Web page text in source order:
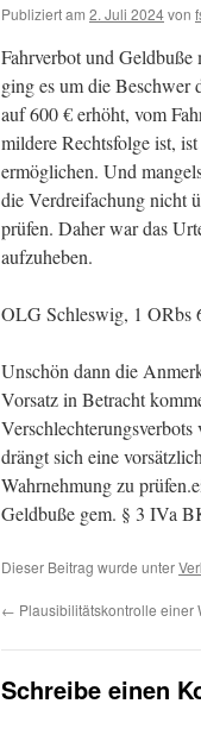
Publiziert am 2. Juli 2024von
Fahrverbot und Geldbuße
ging es um die Beschwer
auf 600 € erhöht, vom
mildere Rechtsfolge ist,
ermöglichen. Und
die Verdreifachung nicht
prüfen. Daher war das
aufzuheben.
OLG Schleswig, 1 ORbs
Unschön dann die
Vorsatz in Betracht
drängt sich eine
Wahrnehmung zu
Geldbuße gem. § 3 IVa
Dieser Beitrag wurde unter
← Plausibilitätskontrolle einer
Schreibe einen